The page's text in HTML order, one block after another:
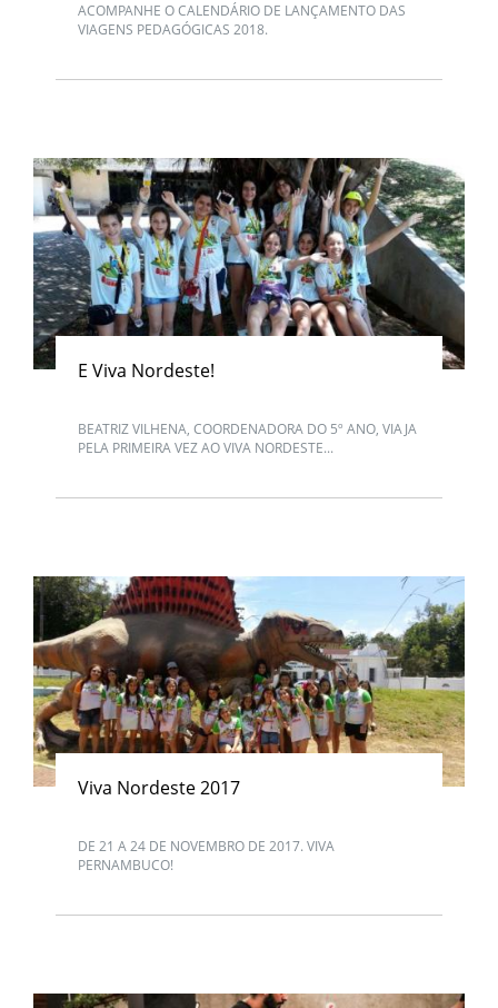
ACOMPANHE O CALENDÁRIO DE LANÇAMENTO DAS
VIAGENS PEDAGÓGICAS 2018.
E Viva Nordeste!
BEATRIZ VILHENA, COORDENADORA DO 5º ANO, VIAJA
PELA PRIMEIRA VEZ AO VIVA NORDESTE...
Viva Nordeste 2017
DE 21 A 24 DE NOVEMBRO DE 2017. VIVA
PERNAMBUCO!